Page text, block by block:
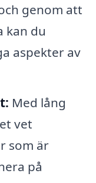
genom att
kan du
aspekter av
Med lång
vet
som är
på